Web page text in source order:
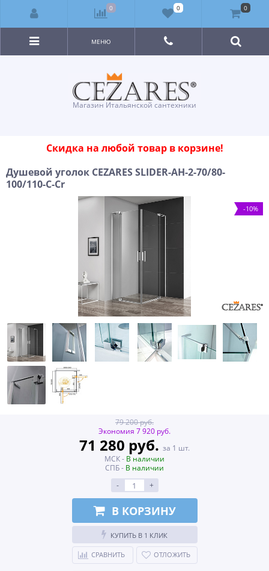
Магазин Итальянской сантехники
МЕНЮ
Скидка на любой товар в корзине!
Душевой уголок CEZARES SLIDER-AH-2-70/80-
100/110-C-Cr
-10%
79 200 руб.
Экономия 7 920 руб.
71 280 руб. за 1 шт.
МСК - В наличии
СПБ - В наличии
-
+
В КОРЗИНУ
КУПИТЬ В 1 КЛИК
СРАВНИТЬ ОТЛОЖИТЬ
0 0 0